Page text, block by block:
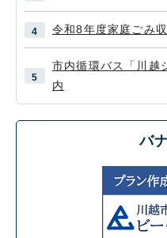
令和8年度家庭ごみ
市内循環バス「川越
内
バ